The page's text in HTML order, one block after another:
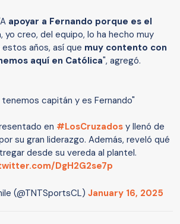
apoyar a Fernando porque es el
, yo creo, del equipo, lo ha hecho muy
años, así que muy contento con
aquí en Católica", agregó.
capitán y es Fernando"
en #LosCruzados y llenó de
su gran liderazgo. Además, reveló qué
desde su vereda al plantel.
DgH2G2se7p
(@TNTSportsCL) January 16, 2025